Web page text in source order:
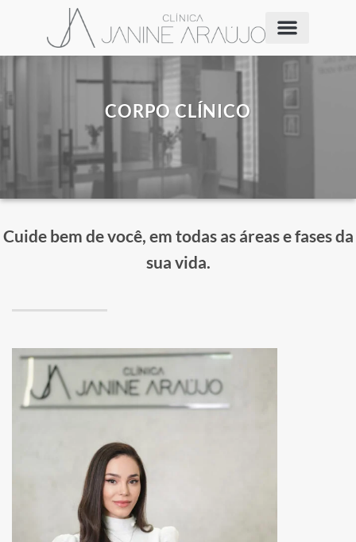
CORPO CLÍNICO
Cuide bem de você, em todas as áreas e fases da
sua vida.